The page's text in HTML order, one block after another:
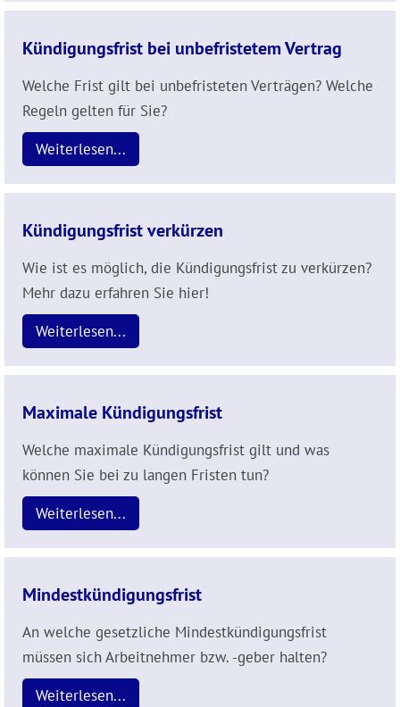
Kündigungsfrist bei unbefristetem Vertrag
Welche Frist gilt bei unbefristeten Verträgen? Welche
Regeln gelten für Sie?
Weiterlesen...
Kündigungsfrist verkürzen
Wie ist es möglich, die Kündigungsfrist zu verkürzen?
Mehr dazu erfahren Sie hier!
Weiterlesen...
Maximale Kündigungsfrist
Welche maximale Kündigungsfrist gilt und was
können Sie bei zu langen Fristen tun?
Weiterlesen...
Mindestkündigungsfrist
An welche gesetzliche Mindestkündigungsfrist
müssen sich Arbeitnehmer bzw. -geber halten?
Weiterlesen...